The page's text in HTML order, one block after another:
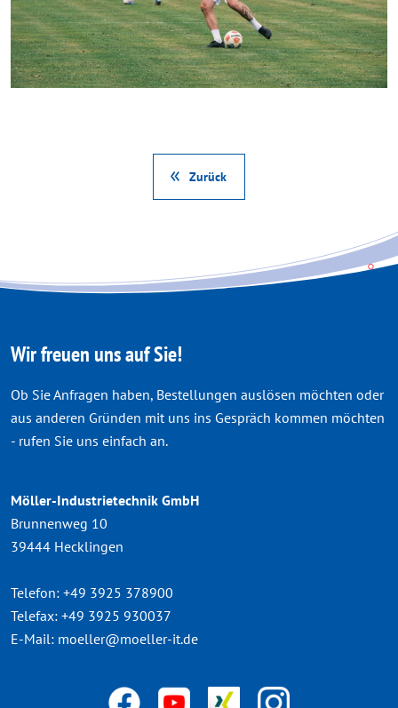
Zurück
Wir freuen uns auf Sie!
Ob Sie Anfragen haben, Bestellungen auslösen möchten oder
aus anderen Gründen mit uns ins Gespräch kommen möchten
- rufen Sie uns einfach an.
Möller-Industrietechnik GmbH
Brunnenweg 10
39444 Hecklingen
Telefon: +49 3925 378900
Telefax: +49 3925 930037
E-Mail: moeller@moeller-it.de